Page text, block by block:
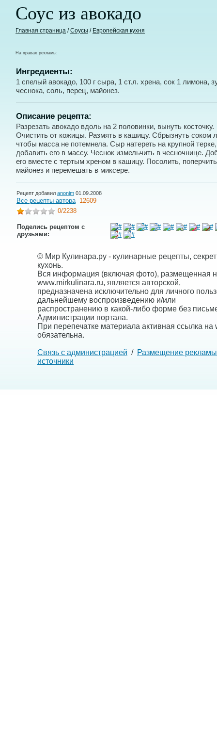
Соус из авокадо
Главная страница /Соусы / Европейская кухня
На правах рекламы:
Ингредиенты:
1 спелый авокадо, 100 г сыра, 1 ст.л. хрена, сок 1 лимона,
чеснока, соль, перец, майонез.
Описание рецепта:
Разрезать авокадо вдоль на 2 половинки, вынуть косточку.
Очистить от кожицы. Размять в кашицу. Сбрызнуть соком
чтобы масса не потемнела. Сыр натереть на крупной терке,
добавить его в массу. Чеснок измельчить в чесночнице.
его вместе с тертым хреном в кашицу. Посолить,
майонез и перемешать в миксере.
Рецепт добавил anonim 01.09.2008
Все рецепты автора 12609
0/2238
Поделись рецептом с
друзьями:
© Мир Кулинара.ру - кулинарные рецепты,
кухонь.
Вся информация (включая фото), размещенная
www.mirkulinara.ru, является авторской,
предназначена исключительно для личного
дальнейшему воспроизведению и/или
распространению в какой-либо форме без
Администрации портала.
При перепечатке материала активная ссылка на
обязательна.
Связь с администрацией / Размещение рекламы
источники